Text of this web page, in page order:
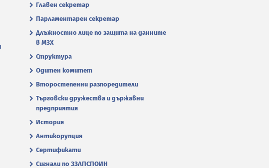
Главен секретар
Парламентарен секретар
Длъжностно лице по защита на данните
в МЗХ
Структура
Одитен комитет
Второстепенни разпоредители
Търговски дружества и държавни
предприятия
История
Антикорупция
Сертификати
Сигнали по ЗЗЛПСПОИН